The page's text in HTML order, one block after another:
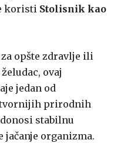
koristi Stolisnik kao
opšte zdravlje ili
ovaj
jedan od
prirodnih
stabilnu
jačanje organizma.